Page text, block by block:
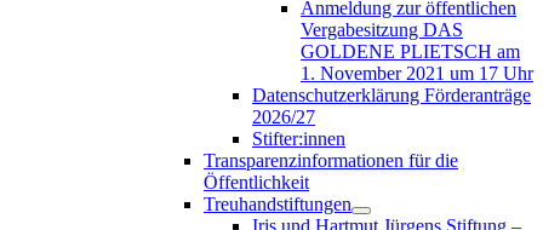
Anmeldung zur öffentlichen
Vergabesitzung DAS
GOLDENE PLIETSCH am
1. November 2021 um 17 Uhr
Datenschutzerklärung Förderanträge
2026/27
Stifter:innen
Transparenzinformationen für die
Öffentlichkeit
Treuhandstiftungen
Iris und Hartmut Jürgens Stiftung –